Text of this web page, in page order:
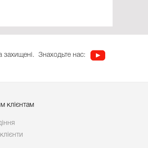
захищені. Знаходьте нас:
клієнтам